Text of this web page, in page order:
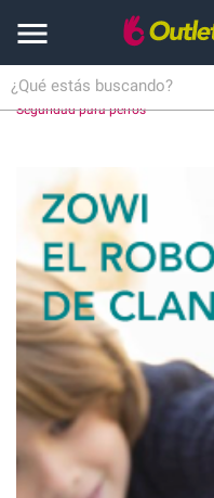

Inicio Hogar y Complementos
Seguridad para perros